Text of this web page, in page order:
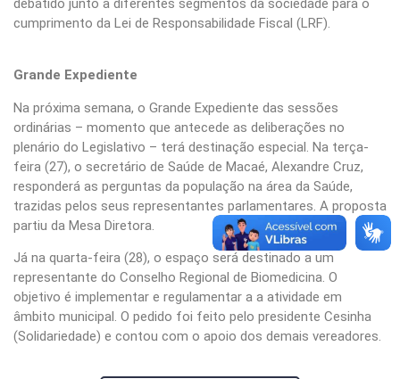
debatido junto a diferentes segmentos da sociedade para o
cumprimento da Lei de Responsabilidade Fiscal (LRF).
Grande Expediente
Na próxima semana, o Grande Expediente das sessões
ordinárias – momento que antecede as deliberações no
plenário do Legislativo – terá destinação especial. Na terça-
feira (27), o secretário de Saúde de Macaé, Alexandre Cruz,
responderá as perguntas da população na área da Saúde,
trazidas pelos seus representantes parlamentares. A proposta
partiu da Mesa Diretora.
Já na quarta-feira (28), o espaço será destinado a um
representante do Conselho Regional de Biomedicina. O
objetivo é implementar e regulamentar a a atividade em
âmbito municipal. O pedido foi feito pelo presidente Cesinha
(Solidariedade) e contou com o apoio dos demais vereadores.